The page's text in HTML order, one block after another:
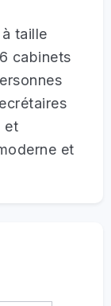
taille
cabinets
et
et